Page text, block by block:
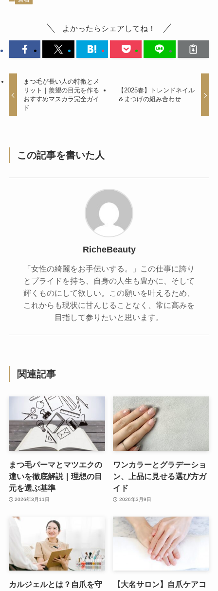
よかったらシェアしてね！
まつ毛が長い人の特徴とメ
リット｜羨望の目元を作る
おすすめマスカラ完全ガイ
ド
【2025春】トレンドネイル
＆まつげの組み合わせ
この記事を書いた人
RicheBeauty
「女性の綺麗をお手伝いする。」この仕事に誇り
とプライドを持ち、自身の人生も豊かに、そして
輝くものにして欲しい。この願いを叶えるため、
これからも現状に甘んじることなく、常に高みを
目指して参りたいと思います。
関連記事
まつ毛パーマとマツエクの
違いを徹底解説｜理想の目
元を選ぶ基準
2026年3月11日
ワンカラーとグラデーショ
ン、上品に見せる選び方ガ
イド
2026年3月9日
カルジェルとは？自爪を守
【大名サロン】自爪ケアコ